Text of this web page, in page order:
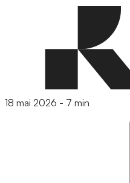
18 mai 2026 - 7 min